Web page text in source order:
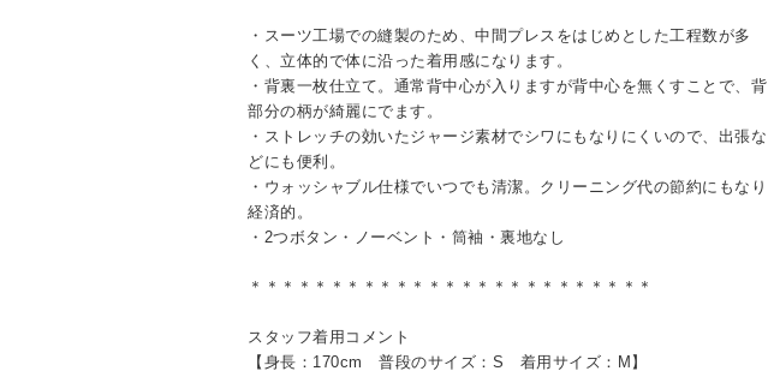
・スーツ工場での縫製のため、中間プレスをはじめとした工程数が多
く、立体的で体に沿った着用感になります。
・背裏一枚仕立て。通常背中心が入りますが背中心を無くすことで、背
部分の柄が綺麗にでます。
・ストレッチの効いたジャージ素材でシワにもなりにくいので、出張な
どにも便利。
・ウォッシャブル仕様でいつでも清潔。クリーニング代の節約にもなり
経済的。
・2つボタン・ノーベント・筒袖・裏地なし
＊＊＊＊＊＊＊＊＊＊＊＊＊＊＊＊＊＊＊＊＊＊＊＊＊
スタッフ着用コメント
【身長：170cm 普段のサイズ：S 着用サイズ：M】